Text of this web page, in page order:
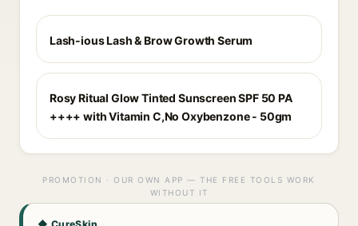
Lash-ious Lash & Brow Growth Serum
Rosy Ritual Glow Tinted Sunscreen SPF 50 PA
++++ with Vitamin C,No Oxybenzone - 50gm
PROMOTION · OUR OWN APP — THE FREE TOOLS WORK
WITHOUT IT